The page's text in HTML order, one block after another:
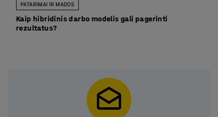
PATARIMAI IR MADOS
Kaip hibridinis darbo modelis gali pagerinti
rezultatus?